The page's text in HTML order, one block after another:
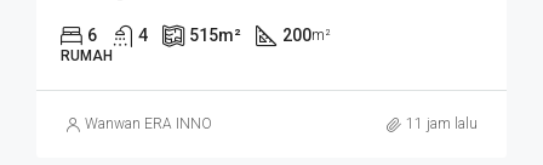
6 4 515m² 200m²
RUMAH
Wanwan ERA INNO 11 jam lalu